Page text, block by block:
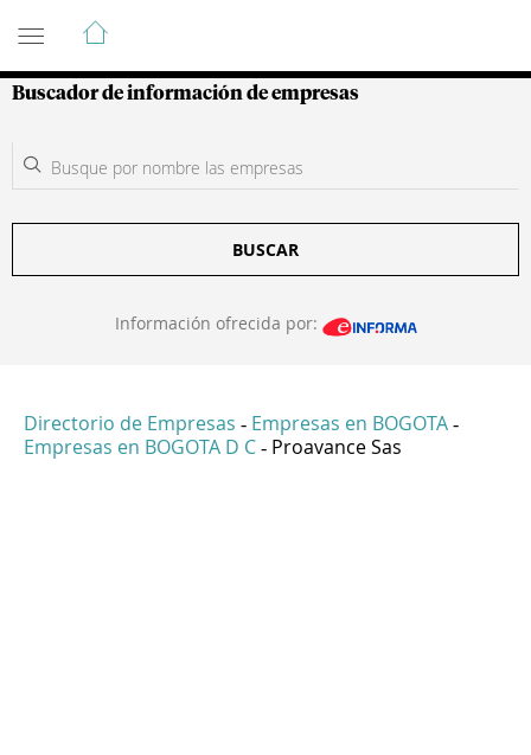
Guía de Empresas Colombianas
Buscador de información de empresas
BUSCAR
Información ofrecida por:
Directorio de Empresas - Empresas en BOGOTA -
Empresas en BOGOTA D C - Proavance Sas